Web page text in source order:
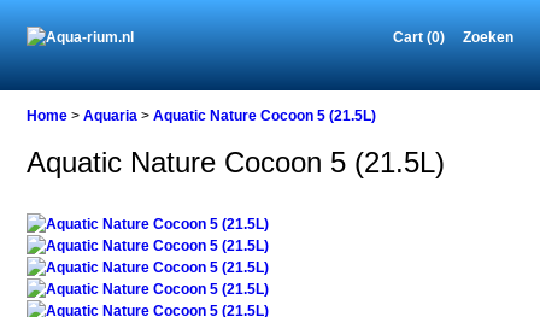
Cart (0) Zoeken
Home
Aquatic
Nature
Cocoon
5
(21.5L)
Home >Aquaria >Aquatic Nature Cocoon 5 (21.5L)
Aquatic Nature Cocoon 5 (21.5L)